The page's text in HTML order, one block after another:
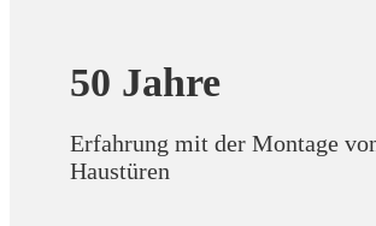
50 Jahre
Erfahrung mit der Montage
Haustüren